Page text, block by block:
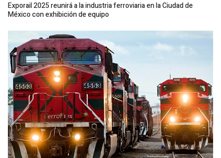
Exporail 2025 reunirá a la industria ferroviaria en la Ciudad de
México con exhibición de equipo